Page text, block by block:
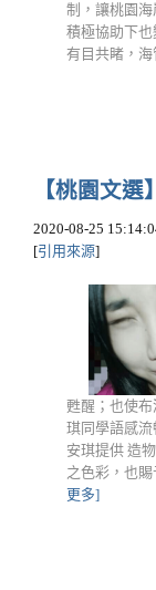
制，讓桃園
積極協助下
有目共睹，海
【桃園文選
2020-08-25
[引用來源]
甦醒；也使
琪同學語感
安琪提供 造
之色彩，也
更多]